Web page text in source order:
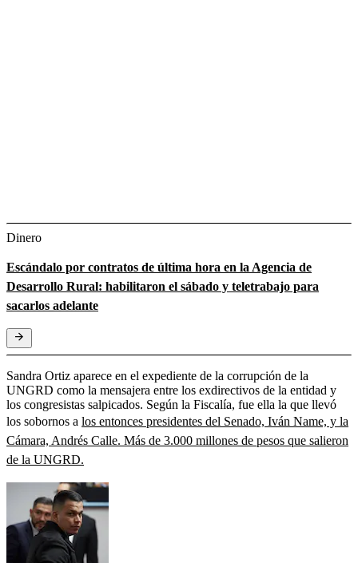
Dinero
Escándalo por contratos de última hora en la Agencia de
Desarrollo Rural: habilitaron el sábado y teletrabajo para
sacarlos adelante
Sandra Ortiz aparece en el expediente de la corrupción de la
UNGRD como la mensajera entre los exdirectivos de la entidad y
los congresistas salpicados. Según la Fiscalía, fue ella la que llevó
los sobornos a los entonces presidentes del Senado, Iván Name, y la
Cámara, Andrés Calle. Más de 3.000 millones de pesos que salieron
de la UNGRD.